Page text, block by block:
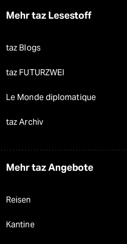
Mehr taz Lesestoff
taz Blogs
taz FUTURZWEI
Le Monde diplomatique
taz Archiv
Mehr taz Angebote
Reisen
Kantine